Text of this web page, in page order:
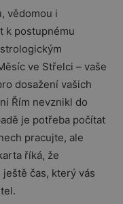
vědomou i
k postupnému
ve Střelci – vaše
dosažení vašich
Řím nevznikl do
je potřeba počítat
pracujte, ale
říká, že
čas, který vás